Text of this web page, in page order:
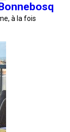
à la fois